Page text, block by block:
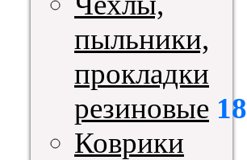
пыльники,
прокладки
резиновые 18
Коврики